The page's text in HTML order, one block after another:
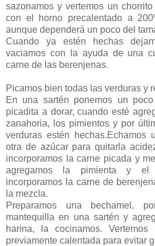
sazonamos y vertemos un
con el horno precalentado a
aunque dependerá un poco del
Cuando ya estén hechas
vaciamos con la ayuda de una
carne de las berenjenas.
Picamos bien todas las verduras y
En una sartén ponemos un
picadita a dorar, cuando esté
zanahoria, los pimientos y por
verduras estén hechas.Echamos
otra de azúcar para quitarla
incorporamos la carne picada y
agregamos la pimienta y el
incorporamos la carne de
la mezcla.
Preparamos una bechamel,
mantequilla en una sartén y
harina, la cocinamos.
previamente calentada para evitar